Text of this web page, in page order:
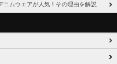
ニムウエアが人気！その理由を解説